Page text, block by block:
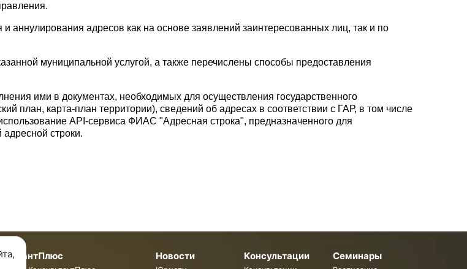
аннулирования адресов как на основе заявлений заинтересованных лиц, так и по
муниципальной услугой, а также перечислены способы предоставления
ими в документах, необходимых для осуществления государственного
план, карта-план территории), сведений об адресах в соответствии с ГАР, в том числе
API-сервиса ФИАС "Адресная строка", предназначенного для
строки.
Новости Консультации Семинары